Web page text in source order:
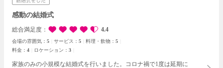
わせて小さめのケーキにして頂だけたことが有難かったです。
忘れられない、素敵な結婚式になりました。
感動の結婚式
総合満足度 4.4
会場の雰囲気： 5 サービス： 5 料理・飲物： 5
料金： 4 ロケーション： 3
家族のみの小規模な結婚式を行いました。
コロナ禍で1度は延期に